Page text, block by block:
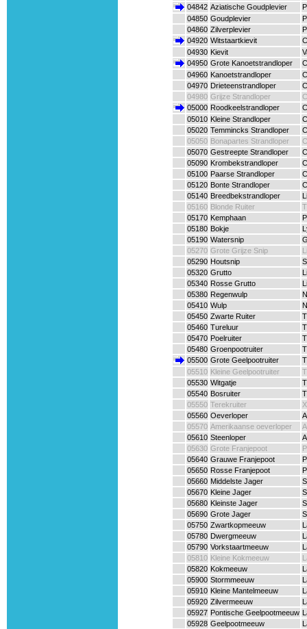
04842 Aziatische Goudplevier
04850 Goudplevier
04860 Zilverplevier
04920 Witstaartkievit
04930 Kievit
04950 Grote Kanoetstrandloper
04960 Kanoetstrandloper
04970 Drieteenstrandloper
04980 Grijze Strandloper
05000 Roodkeelstrandloper
05010 Kleine Strandloper
05020 Temmincks Strandloper
05050 Bonapartes Strandloper
05070 Gestreepte Strandloper
05090 Krombekstrandloper
05100 Paarse Strandloper
05120 Bonte Strandloper
05140 Breedbekstrandloper
05160 Blonde Ruiter
05170 Kemphaan
05180 Bokje
05190 Watersnip
05270 Grote Grijze Snip
05290 Houtsnip
05320 Grutto
05340 Rosse Grutto
05380 Regenwulp
05410 Wulp
05450 Zwarte Ruiter
05460 Tureluur
05470 Poelruiter
05480 Groenpootruiter
05500 Grote Geelpootruiter
05510 Kleine Geelpootruiter
05530 Witgatje
05540 Bosruiter
05550 Terekruiter
05560 Oeverloper
05570 Amerikaanse oeverloper
05610 Steenloper
05630 Grote Franjepoot
05640 Grauwe Franjepoot
05650 Rosse Franjepoot
05660 Middelste Jager
05670 Kleine Jager
05680 Kleinste Jager
05690 Grote Jager
05750 Zwartkopmeeuw
05780 Dwergmeeuw
05790 Vorkstaartmeeuw
05810 Kleine Kokmeeuw
05820 Kokmeeuw
05900 Stormmeeuw
05910 Kleine Mantelmeeuw
05920 Zilvermeeuw
05927 Pontische Geelpootmeeuw
05928 Geelpootmeeuw